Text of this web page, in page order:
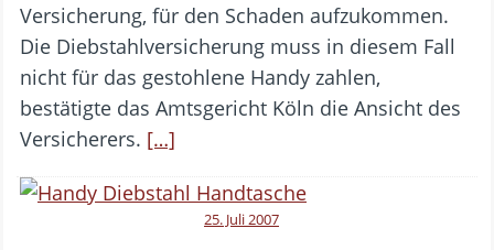
Versicherung, für den Schaden aufzukommen.
Die Diebstahlversicherung muss in diesem Fall
nicht für das gestohlene Handy zahlen,
bestätigte das Amtsgericht Köln die Ansicht des
Versicherers. […]
25. Juli 2007